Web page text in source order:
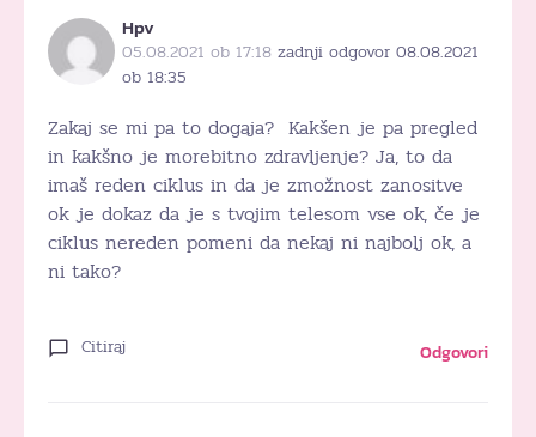
Hpv
05.08.2021 ob 17:18 zadnji odgovor 08.08.2021
ob 18:35
Zakaj se mi pa to dogaja? Kakšen je pa pregled
in kakšno je morebitno zdravljenje? Ja, to da
imaš reden ciklus in da je zmožnost zanositve
ok je dokaz da je s tvojim telesom vse ok, če je
ciklus nereden pomeni da nekaj ni najbolj ok, a
ni tako?
Citiraj Odgovori